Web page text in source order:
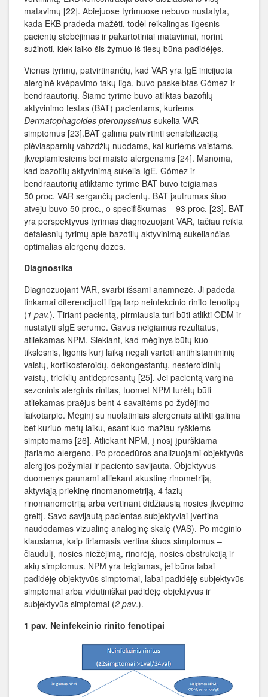
matavimų [22]. Abiejuose tyrimuose nebuvo nustatyta,
kada EKB pradeda mažėti, todėl reikalingas ilgesnis
pacientų stebėjimas ir pakartotiniai matavimai, norint
sužinoti, kiek laiko šis žymuo iš tiesų būna padidėjęs.
Vienas tyrimų, patvirtinančių, kad VAR yra IgE inicijuota
alerginė kvėpavimo takų liga, buvo paskelbtas Gómez ir
bendraautorių. Šiame tyrime buvo atliktas bazofilų
aktyvinimo testas (BAT) pacientams, kuriems
Dermatophagoides pteronyssinus sukelia VAR
simptomus [23].BAT galima patvirtinti sensibilizaciją
plėviasparnių vabzdžių nuodams, kai kuriems vaistams,
įkvepiamiesiems bei maisto alergenams [24]. Manoma,
kad bazofilų aktyvinimą sukelia IgE. Gómez ir
bendraautorių atliktame tyrime BAT buvo teigiamas
50 proc. VAR sergančių pacientų. BAT jautrumas šiuo
atveju buvo 50 proc., o specifiškumas – 93 proc. [23]. BAT
yra perspektyvus tyrimas diagnozuojant VAR, tačiau reikia
detalesnių tyrimų apie bazofilų aktyvinimą sukeliančias
optimalias alergenų dozes.
Diagnostika
Diagnozuojant VAR, svarbi išsami anamnezė. Ji padeda
tinkamai diferencijuoti ligą tarp neinfekcinio rinito fenotipų
(1 pav.). Tiriant pacientą, pirmiausia turi būti atlikti ODM ir
nustatyti sIgE serume. Gavus neigiamus rezultatus,
atliekamas NPM. Siekiant, kad mėginys būtų kuo
tikslesnis, ligonis kurį laiką negali vartoti antihistamininių
vaistų, kortikosteroidų, dekongestantų, nesteroidinių
vaistų, triciklių antidepresantų [25]. Jei pacientą vargina
sezoninis alerginis rinitas, tuomet NPM turėtų būti
atliekamas praėjus bent 4 savaitėms po žydėjimo
laikotarpio. Mėginį su nuolatiniais alergenais atlikti galima
bet kuriuo metų laiku, esant kuo mažiau ryškiems
simptomams [26]. Atliekant NPM, į nosį įpurškiama
įtariamo alergeno. Po procedūros analizuojami objektyvūs
alergijos požymiai ir paciento savijauta. Objektyvūs
duomenys gaunami atliekant akustinę rinometriją,
aktyviąją priekinę rinomanometriją, 4 fazių
rinomanometriją arba vertinant didžiausią nosies įkvėpimo
greitį. Savo savijautą pacientas subjektyviai įvertina
naudodamas vizualinę analoginę skalę (VAS). Po mėginio
klausiama, kaip tiriamasis vertina šiuos simptomus –
čiaudulį, nosies niežėjimą, rinorėją, nosies obstrukciją ir
akių simptomus. NPM yra teigiamas, jei būna labai
padidėję objektyvūs simptomai, labai padidėję subjektyvūs
simptomai arba vidutiniškai padidėję objektyvūs ir
subjektyvūs simptomai (2 pav.).
1 pav. Neinfekcinio rinito fenotipai